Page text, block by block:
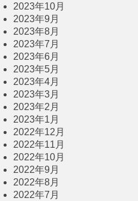
2023年10月
2023年9月
2023年8月
2023年7月
2023年6月
2023年5月
2023年4月
2023年3月
2023年2月
2023年1月
2022年12月
2022年11月
2022年10月
2022年9月
2022年8月
2022年7月